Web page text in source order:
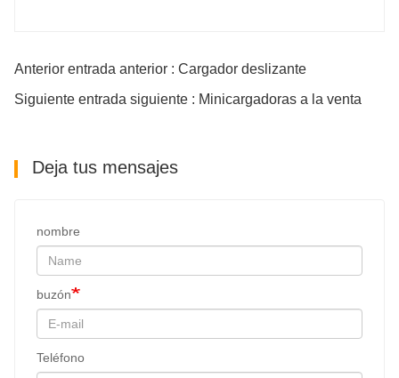
2030
Anterior entrada anterior : Cargador deslizante
Siguiente entrada siguiente : Minicargadoras a la venta
Deja tus mensajes
nombre
buzón
Teléfono